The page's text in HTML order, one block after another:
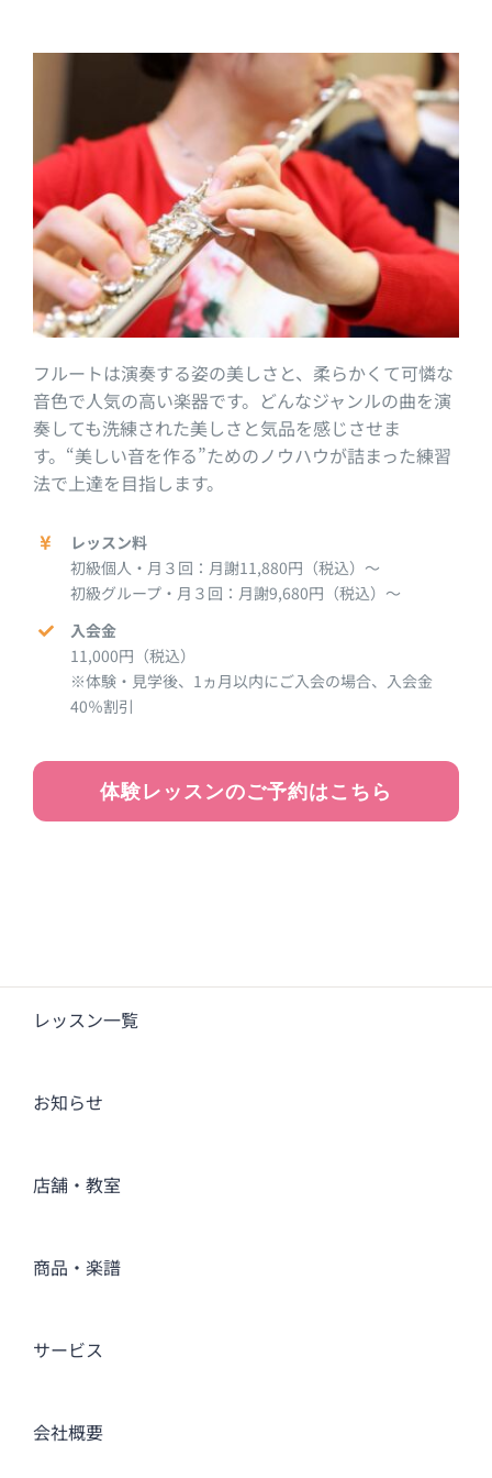
フルートは演奏する姿の美しさと、柔らかくて可憐な
音色で人気の高い楽器です。どんなジャンルの曲を演
奏しても洗練された美しさと気品を感じさせま
す。“美しい音を作る”ためのノウハウが詰まった練習
法で上達を目指します。
レッスン料
初級個人・月３回：月謝11,880円（税込）～
初級グループ・月３回：月謝9,680円（税込）～
入会金
11,000円（税込）
※体験・見学後、1ヵ月以内にご入会の場合、入会金
40％割引
体験レッスンのご予約はこちら
レッスン一覧
お知らせ
店舗・教室
商品・楽譜
サービス
会社概要